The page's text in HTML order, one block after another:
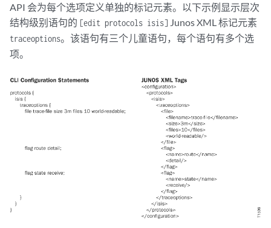
API 会为每个选项定义单独的标记元素。以下示例显示层次
结构级别语句的 [edit protocols isis] Junos XML 标记元素
traceoptions。该语句有三个儿童语句，每个语句有多个选
项。